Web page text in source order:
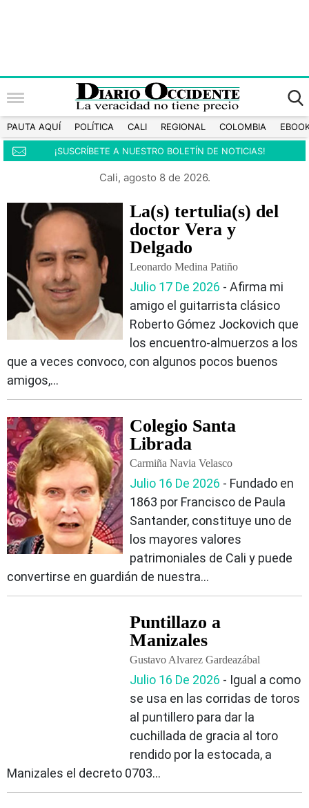
PAUTA AQUÍ POLÍTICA CALI REGIONAL COLOMBIA
¡SUSCRÍBETE A NUESTRO BOLETÍN DE NOTICIAS!
Cali, agosto 8 de 2026.
La(s) tertulia(s) del
doctor Vera y
Delgado
Leonardo Medina Patiño
Julio 17 De 2026 ‐ Afirma mi
amigo el guitarrista clásico
Roberto Gómez Jockovich que
los encuentro-almuerzos a los
que a veces convoco, con algunos pocos buenos
amigos,...
Colegio Santa
Librada
Carmiña Navia Velasco
Julio 16 De 2026 ‐ Fundado en
1863 por Francisco de Paula
Santander, constituye uno de
los mayores valores
patrimoniales de Cali y puede
convertirse en guardián de nuestra...
Puntillazo a
Manizales
Gustavo Alvarez Gardeazábal
Julio 16 De 2026 ‐ Igual a como
se usa en las corridas de toros
al puntillero para dar la
cuchillada de gracia al toro
rendido por la estocada, a
Manizales el decreto 0703...